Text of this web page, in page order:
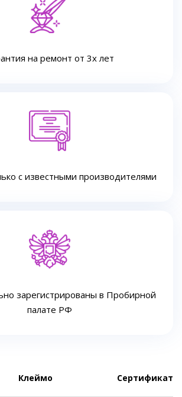
на ремонт от 3х лет
с известными производителями
зарегистрированы в Пробирной
палате РФ
Клеймо Сертификат